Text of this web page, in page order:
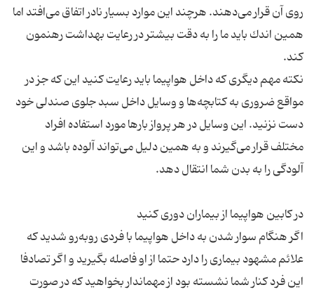
روی آن قرار می‌دهند. هرچند این موارد بسیار نادر اتفاق می‌افتد اما
همین اندك باید ما را به دقت بیشتر در رعایت بهداشت رهنمون
نكته مهم دیگری كه داخل هواپیما باید رعایت كنید این كه جز در
مواقع ضروری به كتابچه‌ها و وسایل داخل سبد جلوی صندلی خود
دست نزنید. این وسایل در هر پرواز بارها مورد استفاده افراد
مختلف قرار می‌گیرند و به همین دلیل می‌تواند آلوده باشد و این
اگر هنگام سوار شدن به داخل هواپیما با فردی روبه‌رو شدید كه
علائم مشهود بیماری را دارد حتما از او فاصله بگیرید و اگر تصادفا
این فرد كنار شما نشسته بود از مهماندار بخواهید كه در صورت